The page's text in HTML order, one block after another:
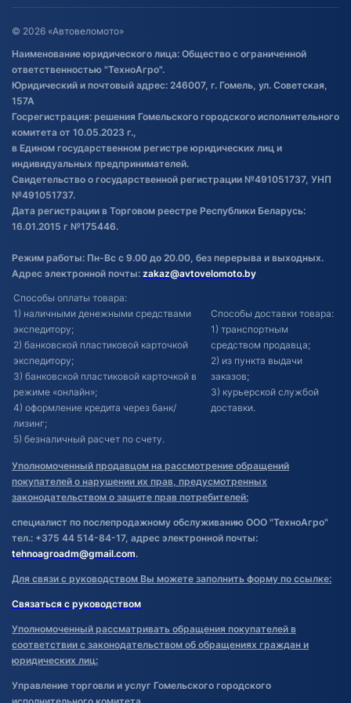
Оставить отзыв
Договор публичной оферты
Обработка файлов cookie
Постановка транспорта на учет
Обновления в ЭПТС 2024
© 2026 «Автовеломото»
Наименование юридического лица: Общество с ограниченной
ответственностью "ТехноАгро".
Юридический и почтовый адрес: 246007, г. Гомель, ул. Советская,
157А
Госрегистрация: решения Гомельского городского исполнительного
комитета от 10.05.2023 г.,
в Едином государственном регистре юридических лиц и
индивидуальных предпринимателей.
Свидетельство о государственной регистрации №491051737, УНП
№491051737.
Дата регистрации в Торговом реестре Республики Беларусь:
16.01.2015 г №175446.
Режим работы: Пн-Вс с 9.00 до 20.00, без перерыва и выходных.
Адрес электронной почты: zakaz@avtovelomoto.by
Способы оплаты товара:
1) наличными денежными средствами
экспедитору;
2) банковской пластиковой карточкой
экспедитору;
3) банковской пластиковой карточкой в
режиме «онлайн»;
4) оформление кредита через банк/
лизинг;
5) безналичный расчет по счету.
Способы доставки товара:
1) транспортным
средством продавца;
2) из пункта выдачи
заказов;
3) курьерской службой
доставки.
Уполномоченный продавцом на рассмотрение обращений
покупателей о нарушении их прав, предусмотренных
законодательством о защите прав потребителей:
специалист по послепродажному обслуживанию ООО "ТехноАгро"
тел.: +375 44 514-84-17, адрес электронной почты:
tehnoagroadm@gmail.com.
Для связи с руководством Вы можете заполнить форму по ссылке:
Связаться с руководством
Уполномоченный рассматривать обращения покупателей в
соответствии с законодательством об обращениях граждан и
юридических лиц:
Управление торговли и услуг Гомельского городского